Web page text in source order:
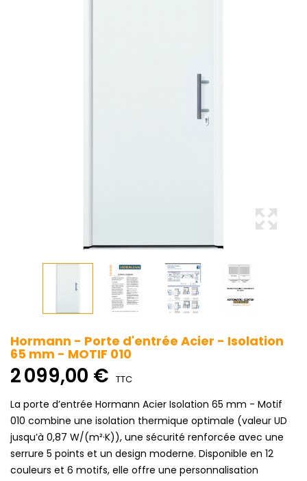
Hormann - Porte d'entrée Acier - Isolation
65 mm - MOTIF 010
2 099,00 € TTC
La porte d’entrée Hormann Acier Isolation 65 mm - Motif
010 combine une isolation thermique optimale (valeur UD
jusqu’à 0,87 W/(m²·K)), une sécurité renforcée avec une
serrure 5 points et un design moderne. Disponible en 12
couleurs et 6 motifs, elle offre une personnalisation